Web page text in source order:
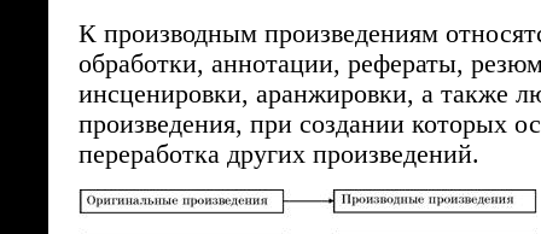
К производным произведениям
обработки, аннотации, рефераты,
инсценировки, аранжировки, а также
произведения, при создании которых
переработка других произведений.